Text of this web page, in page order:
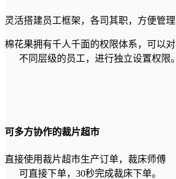
灵活搭建员工框架，各司其职，方便管理
棉花果拥有千人千面的权限体系，可以对
不同层级的员工，进行独立设置权限。
可多方协作的裁片超市
直接使用裁片超市生产订单，裁床师傅
可直接下单，30秒完成裁床下单。